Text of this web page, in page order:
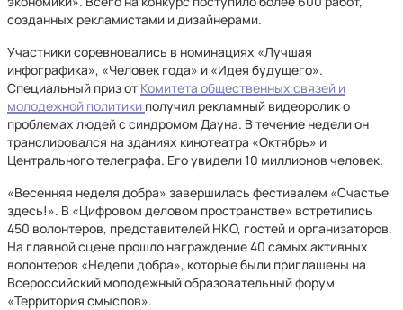
созданных рекламистами и дизайнерами.
Участники соревновались в номинациях «Лучшая
инфографика», «Человек года» и «Идея будущего».
Специальный приз от Комитета общественных связей и
молодежной политики получил рекламный видеоролик о
проблемах людей с синдромом Дауна. В течение недели он
транслировался на зданиях кинотеатра «Октябрь» и
Центрального телеграфа. Его увидели 10 миллионов человек.
«Весенняя неделя добра» завершилась фестивалем «Счастье
здесь!». В «Цифровом деловом пространстве» встретились
450 волонтеров, представителей НКО, гостей и организаторов.
На главной сцене прошло награждение 40 самых активных
волонтеров «Недели добра», которые были приглашены на
Всероссийский молодежный образовательный форум
«Территория смыслов».